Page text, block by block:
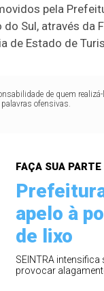
pela
Sul, através da
de Estado de
de quem
ofensivas.
FAÇA SUA PARTE
apelo à
de lixo
SEINTRA
provocar
Lotomania